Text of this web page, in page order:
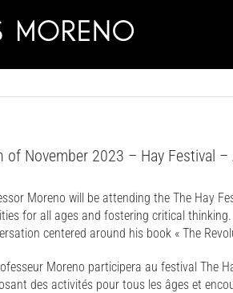
of November 2023 – Hay Festival –
Moreno will be attending the The Hay
for all ages and fostering critical
centered around his book « The
Moreno participera au festival The
des activités pour tous les âges et